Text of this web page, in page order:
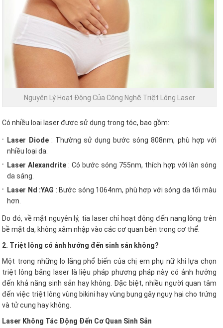
Nguyên Lý Hoạt Động Của Công Nghệ Triệt Lông Laser
Có nhiều loại laser được sử dụng trong tóc, bao gồm:
Laser Diode: Thường sử dụng bước sóng 808nm, phù hợp với
nhiều loại da.
Laser Alexandrite : Có bước sóng 755nm, thích hợp với làn sóng
da sáng.
Laser Nd :YAG : Bước sóng 1064nm, phù hợp với sóng da tối màu
hơn.
Do đó, về mặt nguyên lý, tia laser chỉ hoạt động đến nang lông trên
bề mặt da, không xâm nhập vào các cơ quan bên trong cơ thể.
2. Triệt lông có ảnh hưởng đến sinh sản không?
Một trong những lo lắng phổ biến của chị em phụ nữ khi lựa chọn
triệt lông bằng laser là liệu pháp phương pháp này có ảnh hưởng
đến khả năng sinh sản hay không. Đặc biệt, nhiều người quan tâm
đến việc triệt lông vùng bikini hay vùng bụng gây nguy hại cho trứng
và tử cung hay không.
Laser Không Tác Động Đến Cơ Quan Sinh Sản